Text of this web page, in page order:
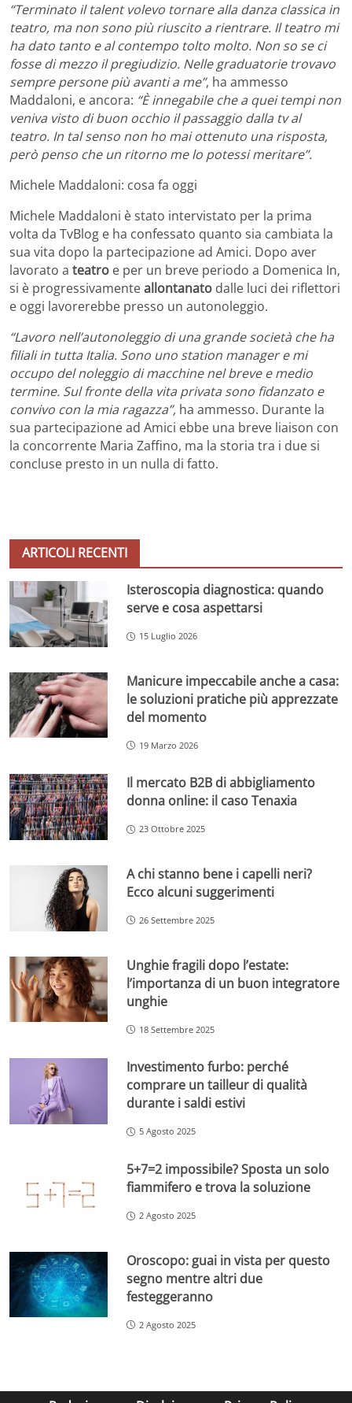
“Terminato il talent volevo tornare alla danza classica in
teatro, ma non sono più riuscito a rientrare. Il teatro mi
ha dato tanto e al contempo tolto molto. Non so se ci
fosse di mezzo il pregiudizio. Nelle graduatorie trovavo
sempre persone più avanti a me”, ha ammesso
Maddaloni, e ancora: “È innegabile che a quei tempi non
veniva visto di buon occhio il passaggio dalla tv al
teatro. In tal senso non ho mai ottenuto una risposta,
però penso che un ritorno me lo potessi meritare”.
Michele Maddaloni: cosa fa oggi
Michele Maddaloni è stato intervistato per la prima
volta da TvBlog e ha confessato quanto sia cambiata la
sua vita dopo la partecipazione ad Amici. Dopo aver
lavorato a teatro e per un breve periodo a Domenica In,
si è progressivamenteallontanato dalle luci dei riflettori
e oggi lavorerebbe presso un autonoleggio.
“Lavoro nell’autonoleggio di una grande società che ha
filiali in tutta Italia. Sono uno station manager e mi
occupo del noleggio di macchine nel breve e medio
termine. Sul fronte della vita privata sono fidanzato e
convivo con la mia ragazza”, ha ammesso. Durante la
sua partecipazione ad Amici ebbe una breve liaison con
la concorrente Maria Zaffino, ma la storia tra i due si
concluse presto in un nulla di fatto.
ARTICOLI RECENTI
Isteroscopia diagnostica: quando
serve e cosa aspettarsi
15 Luglio 2026
Manicure impeccabile anche a casa:
le soluzioni pratiche più apprezzate
del momento
19 Marzo 2026
Il mercato B2B di abbigliamento
donna online: il caso Tenaxia
23 Ottobre 2025
A chi stanno bene i capelli neri?
Ecco alcuni suggerimenti
26 Settembre 2025
Unghie fragili dopo l’estate:
l’importanza di un buon integratore
unghie
18 Settembre 2025
Investimento furbo: perché
comprare un tailleur di qualità
durante i saldi estivi
5 Agosto 2025
5+7=2 impossibile? Sposta un solo
fiammifero e trova la soluzione
2 Agosto 2025
Oroscopo: guai in vista per questo
segno mentre altri due
festeggeranno
2 Agosto 2025